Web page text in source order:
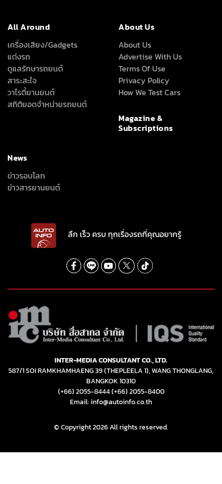
All Around
เครื่องเสียง/Gadgets
แต่งรถ
ดูแลรักษารถยนต์
สาระสะใจ
วาไรตี้ยานยนต์
สถิติยอดจำหน่ายรถยนต์
About Us
About Us
Advertise With Us
Terms Of Use
Privacy Policy
How We Test Cars
Magazine &
Subscriptions
News
ข่าวรอบโลก
ข่าวสารยานยนต์
ลึก เร็ว ครบ ทุกเรื่องรถที่คุณอยากรู้
INTER-MEDIA CONSULTANT CO., LTD.
587/1 SOI RAMKHAMHAENG 39 (THEPLEELA 1), WANG THONGLANG,
BANGKOK 10310
(+66) 2055-8444(+66) 2055-8400
Email: info@autoinfo.co.th
© Copyright 2026 All rights reserved.